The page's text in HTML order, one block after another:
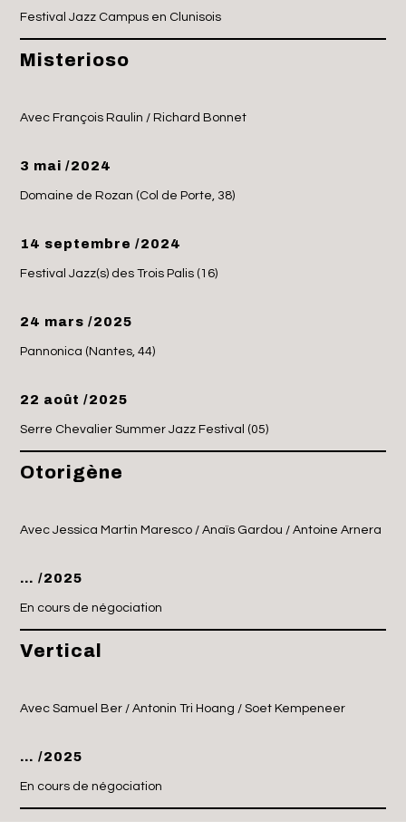
Festival Jazz Campus en Clunisois
Misterioso
Avec François Raulin / Richard Bonnet
3 mai /2024
Domaine de Rozan (Col de Porte, 38)
14 septembre /2024
Festival Jazz(s) des Trois Palis (16)
24 mars /2025
Pannonica (Nantes, 44)
22 août /2025
Serre Chevalier Summer Jazz Festival (05)
Otorigène
Avec Jessica Martin Maresco / Anaïs Gardou / Antoine Arnera
… /2025
En cours de négociation
Vertical
Avec Samuel Ber / Antonin Tri Hoang / Soet Kempeneer
… /2025
En cours de négociation